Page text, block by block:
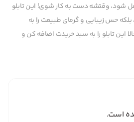
شود، وقتشه دست به کار شوی! این تابلو
حس زیبایی و گرمای طبیعت را به
تابلو را به سبد خریدت اضافه کن و
است.